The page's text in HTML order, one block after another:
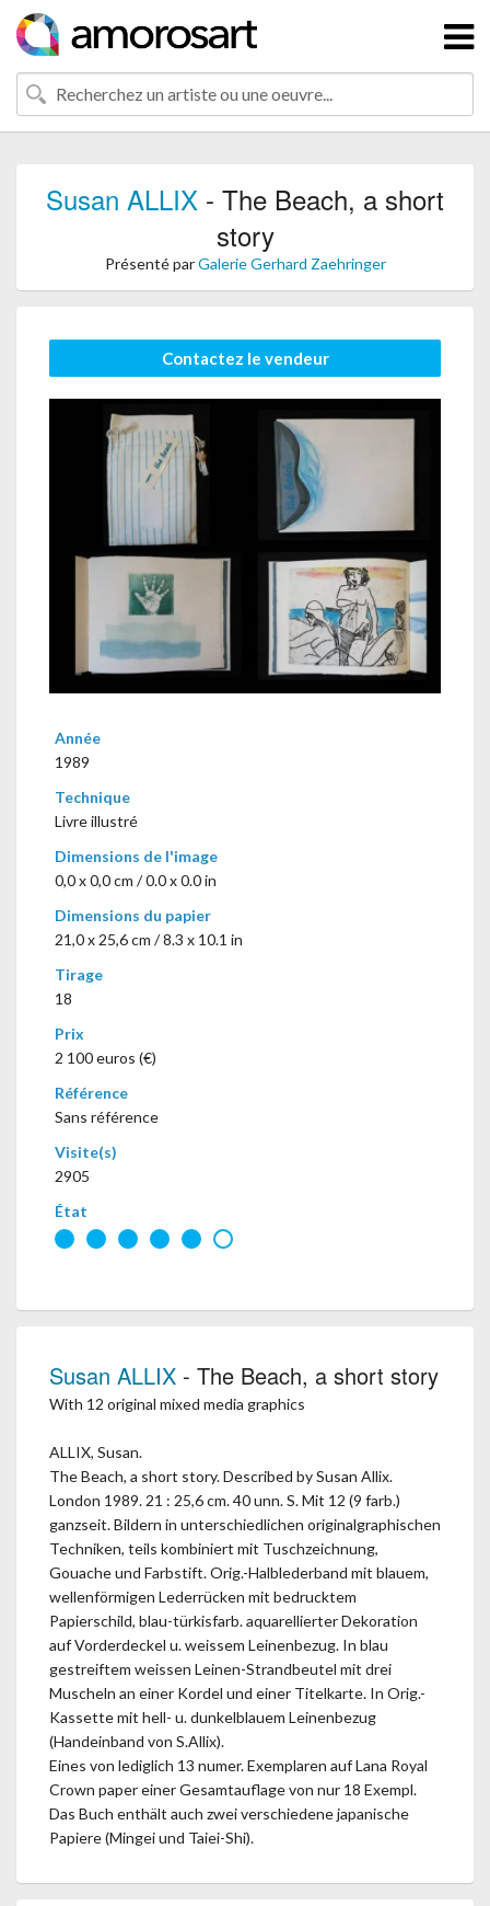
Susan ALLIX - The Beach, a short
story
Présenté parGalerie Gerhard Zaehringer
Contactez le vendeur
Année
1989
Technique
Livre illustré
Dimensions de l'image
0,0 x 0,0 cm / 0.0 x 0.0 in
Dimensions du papier
21,0 x 25,6 cm / 8.3 x 10.1 in
Tirage
18
Prix
2 100 euros (€)
Référence
Sans référence
Visite(s)
2905
État
Susan ALLIX - The Beach, a short story
With 12 original mixed media graphics
ALLIX, Susan.
The Beach, a short story. Described by Susan Allix.
London 1989. 21 : 25,6 cm. 40 unn. S. Mit 12 (9 farb.)
ganzseit. Bildern in unterschiedlichen originalgraphischen
Techniken, teils kombiniert mit Tuschzeichnung,
Gouache und Farbstift. Orig.-Halblederband mit blauem,
wellenförmigen Lederrücken mit bedrucktem
Papierschild, blau-türkisfarb. aquarellierter Dekoration
auf Vorderdeckel u. weissem Leinenbezug. In blau
gestreiftem weissen Leinen-Strandbeutel mit drei
Muscheln an einer Kordel und einer Titelkarte. In Orig.-
Kassette mit hell- u. dunkelblauem Leinenbezug
(Handeinband von S.Allix).
Eines von lediglich 13 numer. Exemplaren auf Lana Royal
Crown paper einer Gesamtauflage von nur 18 Exempl.
Das Buch enthält auch zwei verschiedene japanische
Papiere (Mingei und Taiei-Shi).